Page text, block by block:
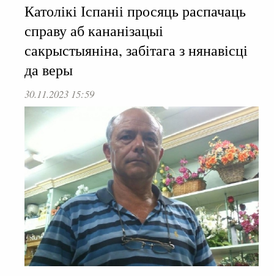
Католікі Іспаніі просяць распачаць
справу аб кананізацыі
сакрыстыяніна, забітага з нянавісці
да веры
30.11.2023 15:59